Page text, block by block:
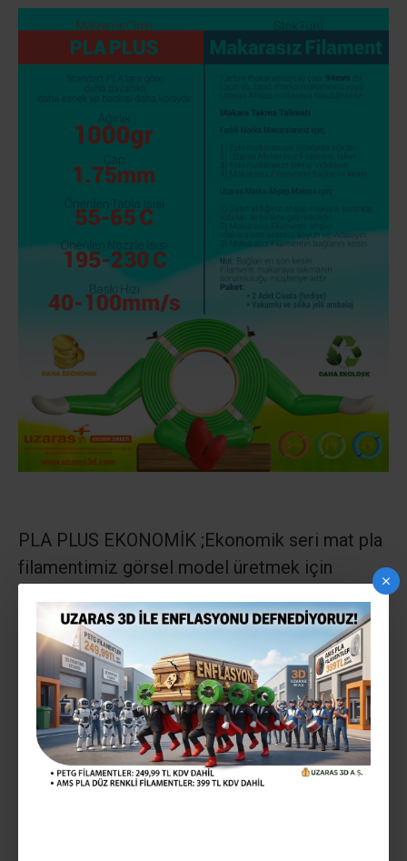
PLA PLUS EKONOMİK ;Ekonomik seri mat pla
filamentimiz görsel model üretmek için
GLİNT YARI PARLAK; Ekonomik seri parlak pla
filamentimiz görsel model üretmek için
önermekteyiz
GLİNT TAM PARLAK;lüx seri mekanik
mukavemeti yüksek çok parlak pla
filamentimiz makina parçası vb yüksek